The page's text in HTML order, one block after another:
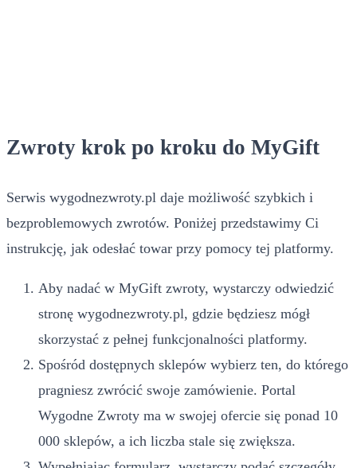
Zwroty krok po kroku do MyGift
Serwis wygodnezwroty.pl daje możliwość szybkich i
bezproblemowych zwrotów. Poniżej przedstawimy Ci
instrukcję, jak odesłać towar przy pomocy tej platformy.
Aby nadać w MyGift zwroty, wystarczy odwiedzić
stronę wygodnezwroty.pl, gdzie będziesz mógł
skorzystać z pełnej funkcjonalności platformy.
Spośród dostępnych sklepów wybierz ten, do którego
pragniesz zwrócić swoje zamówienie. Portal
Wygodne Zwroty ma w swojej ofercie się ponad 10
000 sklepów, a ich liczba stale się zwiększa.